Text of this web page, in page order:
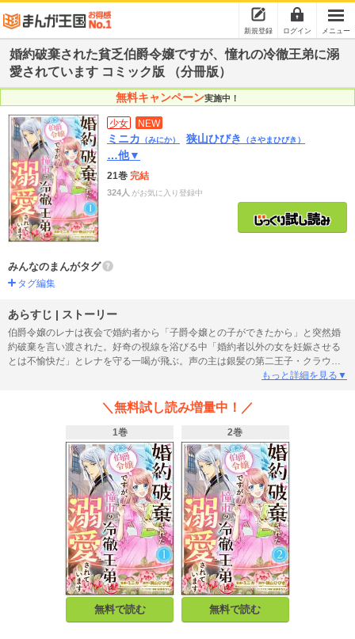
新規登録 ログイン メニュー
婚約破棄された貧乏伯爵令嬢ですが、憧れの冷徹王弟に溺
愛されています コミック版 （分冊版）
無料キャンペーン実施中！
少女 NEW
ミニカ （みにか） 狭山ひびき （さやまひびき）
…他▼
21巻 完結
324人 がお気に入り登録中
みんなのまんがタグ
タグ編集
あらすじ | ストーリー
伯爵令嬢のレナは夜会で婚約者から「子爵令嬢との子ができたから」と突然婚
約破棄を言い渡された。好奇の視線を浴びる中「婚約者以外の女を妊娠させる
とは不愉快だ」とレナを守る一喝が飛ぶ。声の主は銀髪の第二王子・クラウス
だった。6年後、未婚＆無職では家に迷惑がかかる、とレナは画家を目指し絵画
に閉じこもる繊細な弟を気にかけるクラウスは、レナをリシャールの絵画の家
もっと詳細を見る▼
＼無料試し読み増量中！／
1巻
無料で読む
2巻
無料で読む